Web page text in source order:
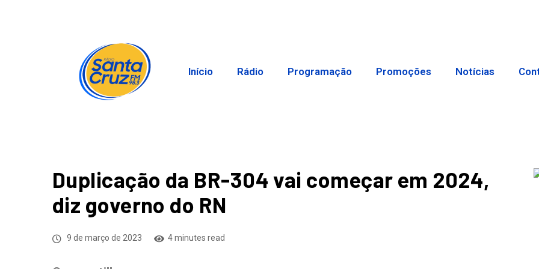
Início Rádio Programação Promoções Notícias
Duplicação da BR-304 vai começar em 2024,
diz governo do RN
9 de março de 2023 4 minutes read